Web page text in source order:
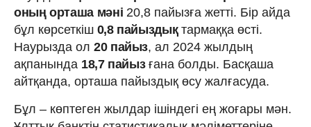
оның орташа мәні 20,8 пайызға жетті. Бір айда
бұл көрсеткіш 0,8 пайыздықтармаққа өсті.
Наурызда ол 20 пайыз, ал 2024 жылдың
ақпанында 18,7 пайызғана болды. Басқаша
айтқанда, орташа пайыздық өсу жалғасуда.
Бұл – көптеген жылдар ішіндегі ең жоғары мән.